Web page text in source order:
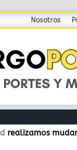
Nosotros
– MADRID
realizamos